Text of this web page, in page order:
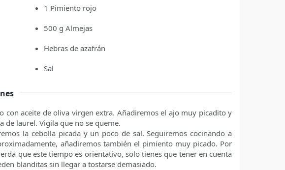
1 Pimiento rojo
500 g Almejas
Hebras de azafrán
Sal
con aceite de oliva virgen extra. Añadiremos el ajo muy picadito y
laurel. Vigila que no se queme.
la cebolla picada y un poco de sal. Seguiremos cocinando a
añadiremos también el pimiento muy picado. Por
que este tiempo es orientativo, solo tienes que tener en cuenta
blanditas sin llegar a tostarse demasiado.